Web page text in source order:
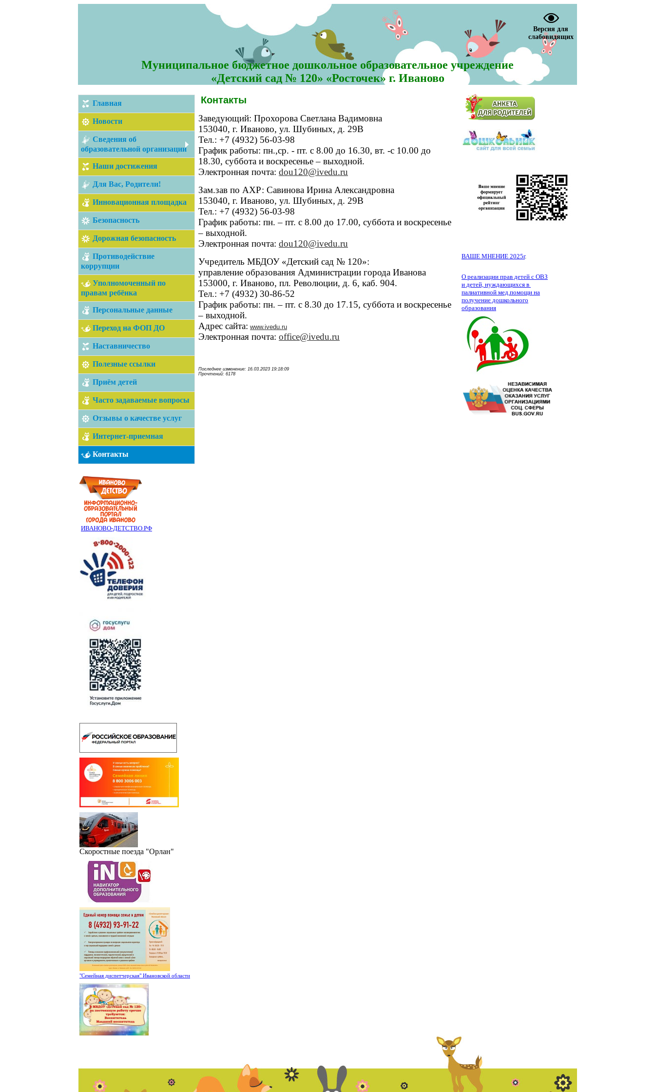
Версия для
слабовидящих
Муниципальное бюджетное дошкольное образовательное учреждение
«Детский сад № 120» «Росточек» г. Иваново
Главная
Новости
Сведения об
образовательной организации
Наши достижения
Для Вас, Родители!
Инновационная площадка
Безопасность
Дорожная безопасность
Противодействие
коррупции
Уполномоченный по
правам ребёнка
Персональные данные
Переход на ФОП ДО
Наставничество
Полезные ссылки
Приём детей
Часто задаваемые вопросы
Отзывы о качестве услуг
Интернет-приемная
Контакты
ИВАНОВО-ДЕТСТВО.РФ
Скоростные поезда "Орлан"
"Семейная диспетчерская" Ивановской области
ВАШЕ МНЕНИЕ 2025г.
О реализации прав детей с ОВЗ
и детей, нуждающихся в
палиативной мед.помощи на
получение дошкольного
образования
Контакты
Заведующий: Прохорова Светлана Вадимовна
153040, г. Иваново, ул. Шубиных, д. 29В
Тел.: +7 (4932) 56-03-98
График работы: пн.,ср. - пт. с 8.00 до 16.30, вт. -с 10.00 до
18.30, суббота и воскресенье – выходной.
Электронная почта: dou120@ivedu.ru
Зам.зав по АХР: Савинова Ирина Александровна
153040, г. Иваново, ул. Шубиных, д. 29В
Тел.: +7 (4932) 56-03-98
График работы: пн. – пт. с 8.00 до 17.00, суббота и воскресенье
– выходной.
Электронная почта: dou120@ivedu.ru
Учредитель МБДОУ «Детский сад № 120»:
управление образования Администрации города Иванова
153000, г. Иваново, пл. Революции, д. 6, каб. 904.
Тел.: +7 (4932) 30-86-52
График работы: пн. – пт. с 8.30 до 17.15, суббота и воскресенье
– выходной.
Адрес сайта: www.ivedu.ru
Электронная почта: office@ivedu.ru
Последнее изменение: 16.03.2023 19:18:09
Прочтений: 6178